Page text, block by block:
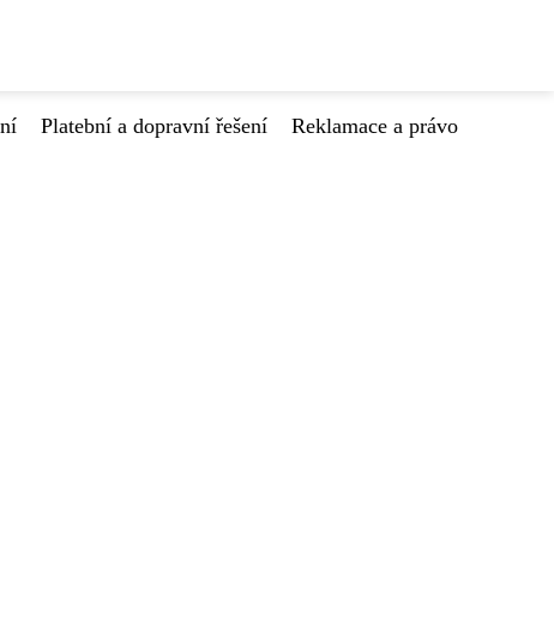
Platební a dopravní řešení
Reklamace a právo